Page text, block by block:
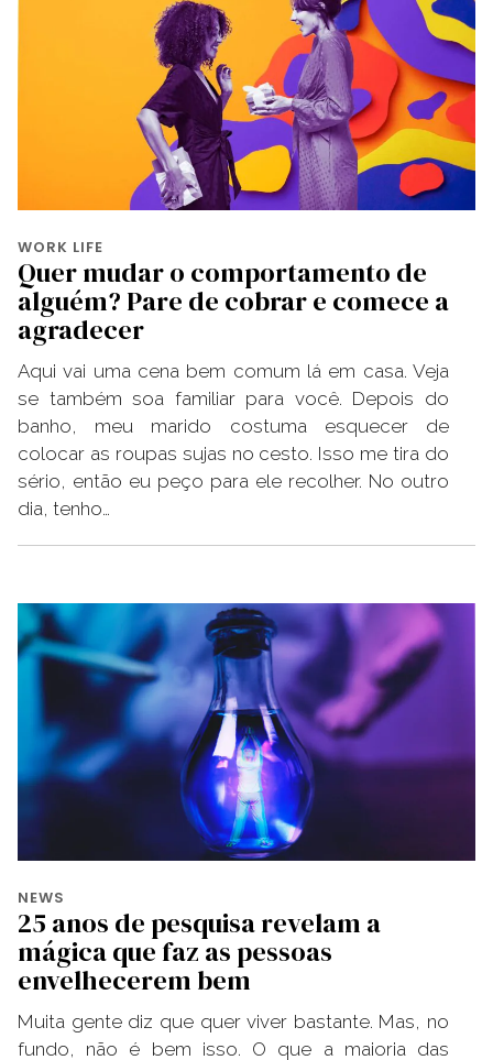
WORK LIFE
Quer mudar o comportamento de
alguém? Pare de cobrar e comece a
agradecer
Aqui vai uma cena bem comum lá em casa. Veja
se também soa familiar para você. Depois do
banho, meu marido costuma esquecer de
colocar as roupas sujas no cesto. Isso me tira do
sério, então eu peço para ele recolher. No outro
dia, tenho…
NEWS
25 anos de pesquisa revelam a
mágica que faz as pessoas
envelhecerem bem
Muita gente diz que quer viver bastante. Mas, no
fundo, não é bem isso. O que a maioria das